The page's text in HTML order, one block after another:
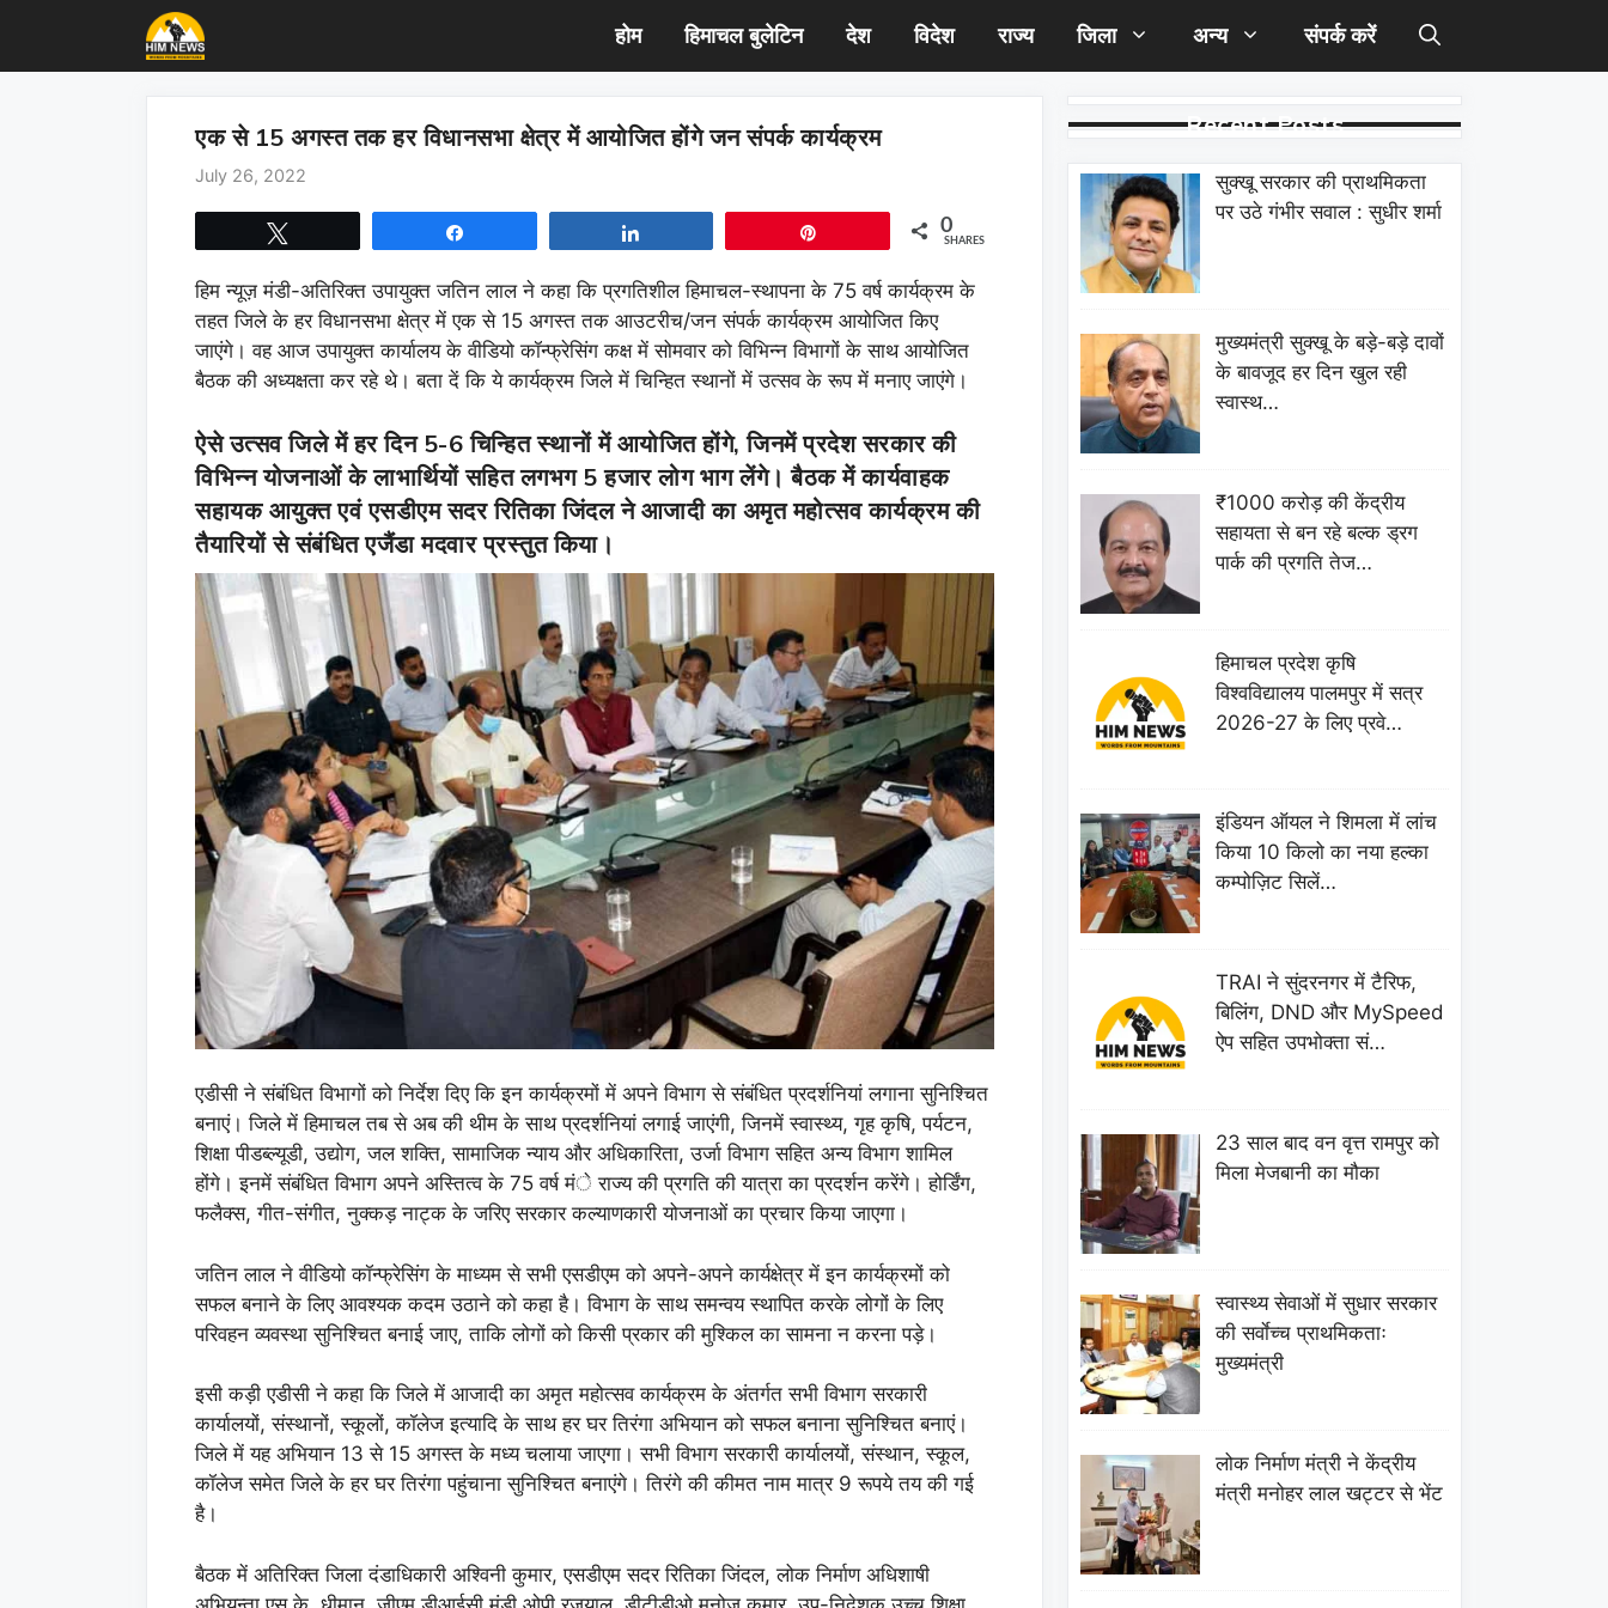
content
होम हिमाचल बुलेटिन देश विदेश राज्य जिला अन्य संपर्क करें
एक से 15 अगस्त तक हर विधानसभा क्षेत्र में आयोजित होंगे जन संपर्क कार्यक्रम
July 26, 2022
0
SHARES
हिम न्यूज़ मंडी-अतिरिक्त उपायुक्त जतिन लाल ने कहा कि प्रगतिशील हिमाचल-स्थापना के 75 वर्ष कार्यक्रम के
तहत जिले के हर विधानसभा क्षेत्र में एक से 15 अगस्त तक आउटरीच/जन संपर्क कार्यक्रम आयोजित किए
जाएंगे। वह आज उपायुक्त कार्यालय के वीडियो कॉन्फ्रेसिंग कक्ष में सोमवार को विभिन्न विभागों के साथ आयोजित
बैठक की अध्यक्षता कर रहे थे। बता दें कि ये कार्यक्रम जिले में चिन्हित स्थानों में उत्सव के रूप में मनाए जाएंगे।
ऐसे उत्सव जिले में हर दिन 5-6 चिन्हित स्थानों में आयोजित होंगे, जिनमें प्रदेश सरकार की
विभिन्न योजनाओं के लाभार्थियों सहित लगभग 5 हजार लोग भाग लेंगे। बैठक में कार्यवाहक
सहायक आयुक्त एवं एसडीएम सदर रितिका जिंदल ने आजादी का अमृत महोत्सव कार्यक्रम की
तैयारियों से संबंधित एजैंडा मदवार प्रस्तुत किया।
एडीसी ने संबंधित विभागों को निर्देश दिए कि इन कार्यक्रमों में अपने विभाग से संबंधित प्रदर्शनियां लगाना सुनिश्चित
बनाएं। जिले में हिमाचल तब से अब की थीम के साथ प्रदर्शनियां लगाई जाएंगी, जिनमें स्वास्थ्य, गृह कृषि, पर्यटन,
शिक्षा पीडब्ल्यूडी, उद्योग, जल शक्ति, सामाजिक न्याय और अधिकारिता, उर्जा विभाग सहित अन्य विभाग शामिल
होंगे। इनमें संबंधित विभाग अपने अस्तित्व के 75 वर्ष मंे राज्य की प्रगति की यात्रा का प्रदर्शन करेंगे। होर्डिंग,
फलैक्स, गीत-संगीत, नुक्कड़ नाट्क के जरिए सरकार कल्याणकारी योजनाओं का प्रचार किया जाएगा।
जतिन लाल ने वीडियो कॉन्फ्रेसिंग के माध्यम से सभी एसडीएम को अपने-अपने कार्यक्षेत्र में इन कार्यक्रमों को
सफल बनाने के लिए आवश्यक कदम उठाने को कहा है। विभाग के साथ समन्वय स्थापित करके लोगों के लिए
परिवहन व्यवस्था सुनिश्चित बनाई जाए, ताकि लोगों को किसी प्रकार की मुश्किल का सामना न करना पड़े।
इसी कड़ी एडीसी ने कहा कि जिले में आजादी का अमृत महोत्सव कार्यक्रम के अंतर्गत सभी विभाग सरकारी
कार्यालयों, संस्थानों, स्कूलों, कॉलेज इत्यादि के साथ हर घर तिरंगा अभियान को सफल बनाना सुनिश्चित बनाएं।
जिले में यह अभियान 13 से 15 अगस्त के मध्य चलाया जाएगा। सभी विभाग सरकारी कार्यालयों, संस्थान, स्कूल,
कॉलेज समेत जिले के हर घर तिरंगा पहुंचाना सुनिश्चित बनाएंगे। तिरंगे की कीमत नाम मात्र 9 रूपये तय की गई
है।
बैठक में अतिरिक्त जिला दंडाधिकारी अश्विनी कुमार, एसडीएम सदर रितिका जिंदल, लोक निर्माण अधिशाषी
Recent Posts
सुक्खू सरकार की प्राथमिकता
पर उठे गंभीर सवाल : सुधीर शर्मा
मुख्यमंत्री सुक्खू के बड़े-बड़े दावों
के बावजूद हर दिन खुल रही
स्वास्थ…
₹1000 करोड़ की केंद्रीय
सहायता से बन रहे बल्क ड्रग
पार्क की प्रगति तेज…
हिमाचल प्रदेश कृषि
विश्वविद्यालय पालमपुर में सत्र
2026-27 के लिए प्रवे…
इंडियन ऑयल ने शिमला में लांच
किया 10 किलो का नया हल्का
कम्पोज़िट सिलें…
TRAI ने सुंदरनगर में टैरिफ,
बिलिंग, DND और MySpeed
ऐप सहित उपभोक्ता सं…
23 साल बाद वन वृत्त रामपुर को
मिला मेजबानी का मौका
स्वास्थ्य सेवाओं में सुधार सरकार
की सर्वाेच्च प्राथमिकताः
मुख्यमंत्री
लोक निर्माण मंत्री ने केंद्रीय
मंत्री मनोहर लाल खट्टर से भेंट